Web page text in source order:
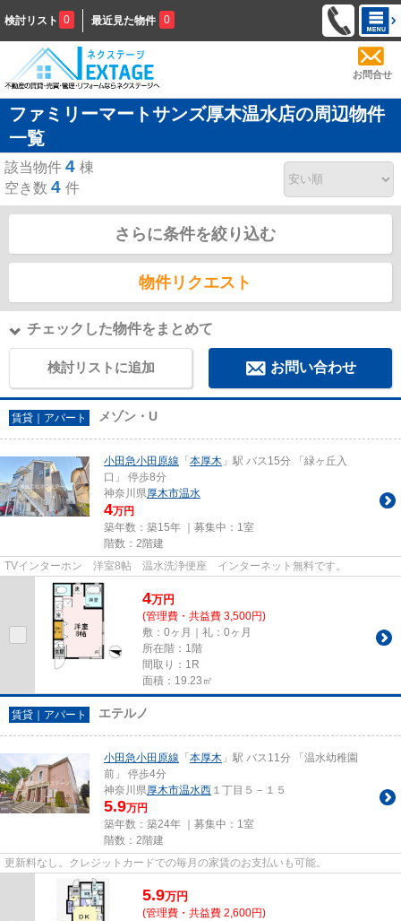
検討リスト 0 最近見た物件 0
お問合せ
ファミリーマートサンズ厚木温水店の周辺物件
一覧
該当物件 4 棟
空き数 4 件
さらに条件を絞り込む
物件リクエスト
チェックした物件をまとめて
検討リストに追加 お問い合わせ
賃貸｜アパート メゾン・U
小田急小田原線 「本厚木 」駅 バス15分 「緑ヶ丘入
口」 停歩8分
神奈川県厚木市温水
4万円
築年数：築15年 ｜募集中： 1室
階数：2階建
TVインターホン 洋室8帖 温水洗浄便座 インターネット無料です。
4万円
(管理費・共益費 3,500円)
敷：0ヶ月｜礼：0ヶ月
所在階：1階
間取り：1R
面積：19.23㎡
賃貸｜アパート エテルノ
小田急小田原線 「本厚木 」駅 バス11分 「温水幼稚園
前」 停歩4分
神奈川県厚木市温水西 １丁目５－１５
5.9万円
築年数：築24年 ｜募集中： 1室
階数：2階建
更新料なし。クレジットカードでの毎月の家賃のお支払いも可能。
5.9万円
(管理費・共益費 2,600円)